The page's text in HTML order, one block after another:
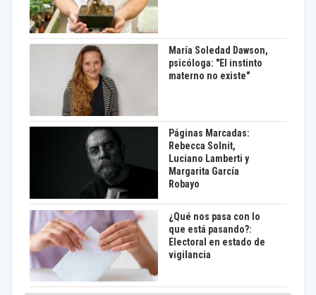
María Soledad Dawson,
psicóloga: "El instinto
materno no existe"
Páginas Marcadas:
Rebecca Solnit,
Luciano Lamberti y
Margarita García
Robayo
¿Qué nos pasa con lo
que está pasando?:
Electoral en estado de
vigilancia